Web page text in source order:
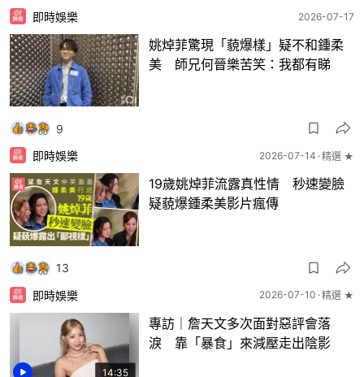
即時娛樂 2026-07-17
姚焯菲驚現「藐爆樣」疑不和鍾柔
美 師兄何晉樂苦笑：我都有睇
9
即時娛樂
2026-07-14 精選 ★
19歲姚焯菲流露真性情 秒速變臉
疑藐爆鍾柔美影片瘋傳
13
14:35
即時娛樂 2026-07-10 精選 ★
專訪｜詹天文多次面對惡評會落
淚 靠「暴食」來減壓走出陰影